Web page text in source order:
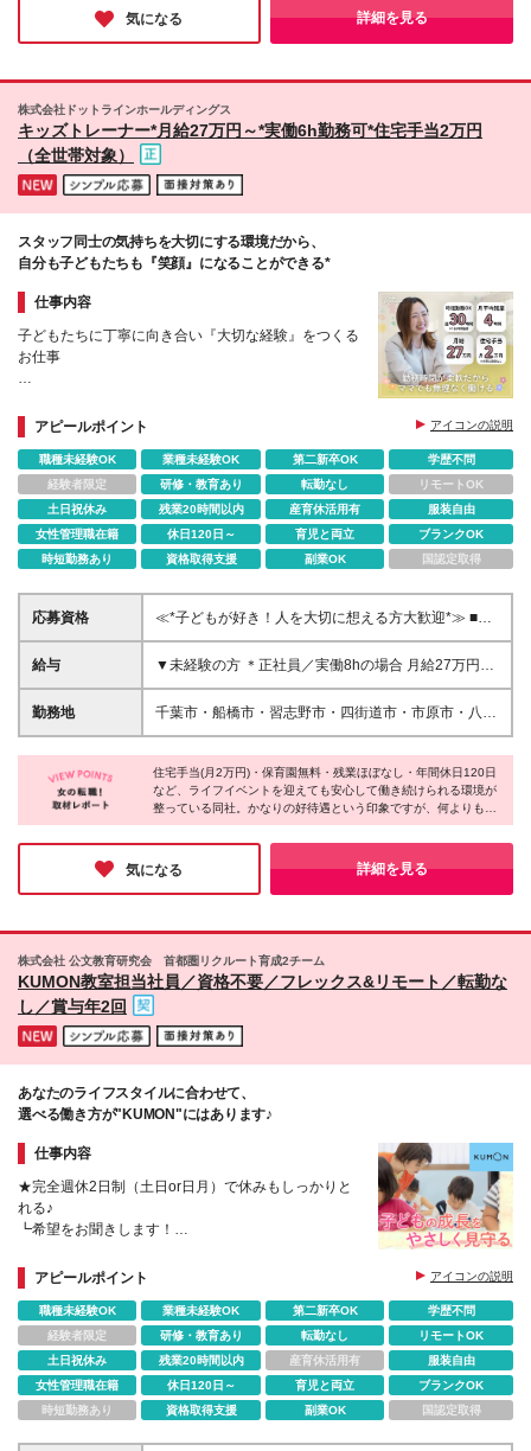
奨励金 （資格により2万円～20万円の祝金支給） ◎
一例 ・基本情報技術者（5万円） ・プロジェクトマネ
デッドシステムスペシャリスト試験（10万円） ・デ
ィジタル技術検定（情報1級：10万円、制御1級：10
万円、情報2級、制御2級：5万円 ・TOEIC（R）テス
ト（600～729点：5万円、 730～799点：10万円、
800点以上：15万円） など
熊本・佐賀・大分・宮崎・鹿児島 ※転勤の可能性あ
り ★U・Iターン、歓迎！ 当社では「住宅手当」
と相談したところ、本当に近くの案件を紹介してもら
えました。通勤時間がかなり減り、とてもありがたい
です。
の自分の志向に合わせて、仕事や会社を選ぶ昨今、同社は時代に
フィットする考えを持つ数少ない会社かもしれない。
気になる 詳細を見る
株式会社ドットラインホールディングス
キッズトレーナー*月給27万円～*実働6h勤務可*住宅手当2万円
（全世帯対象）
スタッフ同士の気持ちを大切にする環境だから、
自分も子どもたちも『笑顔』になることができる*
仕事内容
子どもたちに丁寧に向き合い『大切な経験』をつくる
お仕事
＊週5×実働6h（週30時間）勤務OK
＊最長3ヵ月の研修サポートあり
＊自社内保育園が無料
＊チーム体制で休暇も取りやすい！
アピールポイント アイコンの説明
職種未経験OK 業種未経験OK 第二新卒OK
学歴不問
経験者限定
研修・教育あり 転勤なし
リモートOK
土日祝休み
残業20時間以内 産育休活用有
服装自由
女性管理職在籍
休日120日～ 育児と両立
ブランクOK
時短勤務あり
資格取得支援 副業OK 国認定取得
応募資格
≪*子どもが好き！人を大切に想える方大歓迎*≫ ■未
経験歓迎 ■学歴不問／資格不要 ■職種・業種未経験歓
迎 ＼こんな方はお待ちしています！／ ・家庭やプラ
に取り組むことが好きな方 ・子供が好きで、成長を
サポートしたい方 ・身体を動かすことが好きな方 ・
給与
▼未経験の方 ＊正社員／実働8hの場合 月給27万円～
31万円＋諸手当 ※上記は、固定残業時間（30時間分
／5万円～）含む ※固定残業代は残業がない場合も支
員×時短勤務／実働6hの場合 月給18万2000円～20万
9,500円＋諸手当 ※上記は、固定残業時間（10時間分
／1.7万円～）含む ※固定残業代は残業がない場合も
上記は、固定残業時間（30時間分／6.4万円～）含む
※固定残業代は残業がない場合も支給し、超過分は別
月給35.7万円～45万円＋諸手当 ※上記は、固定残業
時間（45時間分／9万円～）含む ※固定残業代は残業
用期間:月給341,000円～(固定残業45時間分・8.6万円
～) 【他手当】 ■住宅手当(月2万円) ■交通費支給（上
限3万円／月まで） ■役職手当（1万5000円～20万円
／月） ■職能手当（2万7000円～8万2000円／月）
勤務地
千葉市・船橋市・習志野市・四街道市・市原市・八千
代市・鎌ケ谷市・佐倉市・松戸市の各教室 ＊転居を
伴う転勤なし！ ＊勤務地はご希望を考慮します♪ ＊
U・Iターンも歓迎♪ ＊マイカー通勤OK！駐車場を完備
【配属先】 ■千葉市中央区 └千葉中央、浜野、蘇我、
新千葉、都町、西千葉 ■千葉市若葉区 └小倉台、都
賀、千城台 ■千葉市稲毛区 └長沼原、小仲台 ■千葉市
花見川区 └花見川、新検見川、幕張 ■千葉市美浜区 └
幸町、高浜、真砂 ■千葉市緑区 └あすみが丘、おゆみ
■鎌ケ谷市 └富岡 ■佐倉市 └栄町、上志津 ■松戸市 └
新松戸 ＜2026年9月新規OPEN施設＞ ※オープニ
新松戸3-40 ・志津教室 └千葉県佐倉市上志津1673-
稲毛駅前教室 └千葉県千葉市稲毛区小仲台6-16-6
(変更の範囲)上記を除く当社関連勤務地
住宅手当(月2万円)・保育園無料・残業ほぼなし・年間休日120日
など、ライフイベントを迎えても安心して働き続けられる環境が
整っている同社。かなりの好待遇という印象ですが、何よりも
『社員の働きやすさ』を大切にする同社の中では「こういった待
遇はもはや普通のこと」なんだとか！そんな環境のせいか、事務
所内はとても明るく、インタビューに応じてくださった社員の皆
さんも朗らかな方ばかりでした♪
気になる 詳細を見る
株式会社 公文教育研究会 首都圏リクルート育成2チーム
KUMON教室担当社員／資格不要／フレックス&リモート／転勤な
し／賞与年2回
あなたのライフスタイルに合わせて、
選べる働き方が"KUMON"にはあります♪
仕事内容
★完全週休2日制（土日or日月）で休みもしっかりと
れる♪
┗希望をお聞きします！
★フレックス＆リモートワーク
★賞与年2回・正社員登用あり
アピールポイント アイコンの説明
職種未経験OK 業種未経験OK 第二新卒OK
学歴不問
経験者限定
研修・教育あり 転勤なし
リモートOK
土日祝休み
残業20時間以内 産育休活用有
服装自由
女性管理職在籍
休日120日～ 育児と両立
ブランクOK
時短勤務あり
資格取得支援 副業OK 国認定取得